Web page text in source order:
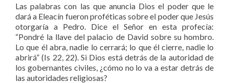
Las palabras con las que anuncia Dios el poder que le
dará a Eleacín fueron proféticas sobre el poder que Jesús
otorgaría a Pedro. Dice el Señor en esta profecía:
“Pondré la llave del palacio de David sobre su hombro.
Lo que él abra, nadie lo cerrará; lo que él cierre, nadie lo
abrirá” (Is 22, 22). Si Dios está detrás de la autoridad de
los gobernantes civiles, ¿cómo no lo va a estar detrás de
las autoridades religiosas?